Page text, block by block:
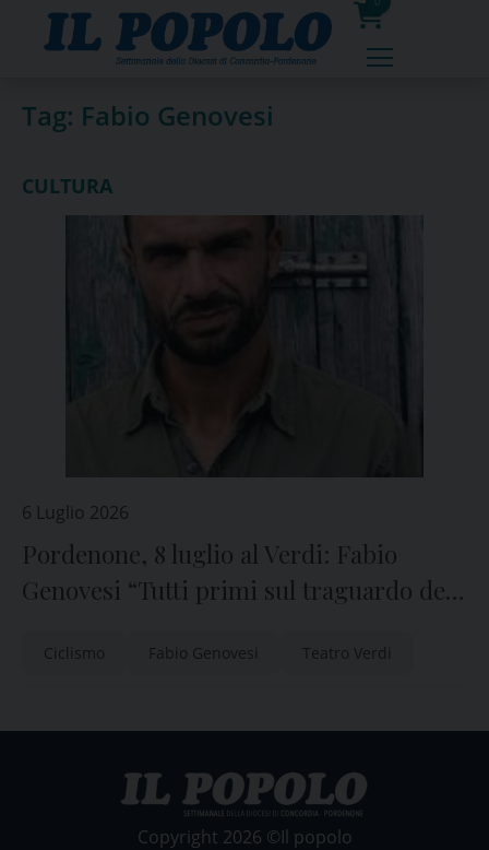
0
prodotti
Tag: Fabio Genovesi
CULTURA
6 Luglio 2026
Pordenone, 8 luglio al Verdi: Fabio
Genovesi “Tutti primi sul traguardo del
Ciclismo Fabio Genovesi Teatro Verdi
Copyright 2026 ©Il popolo